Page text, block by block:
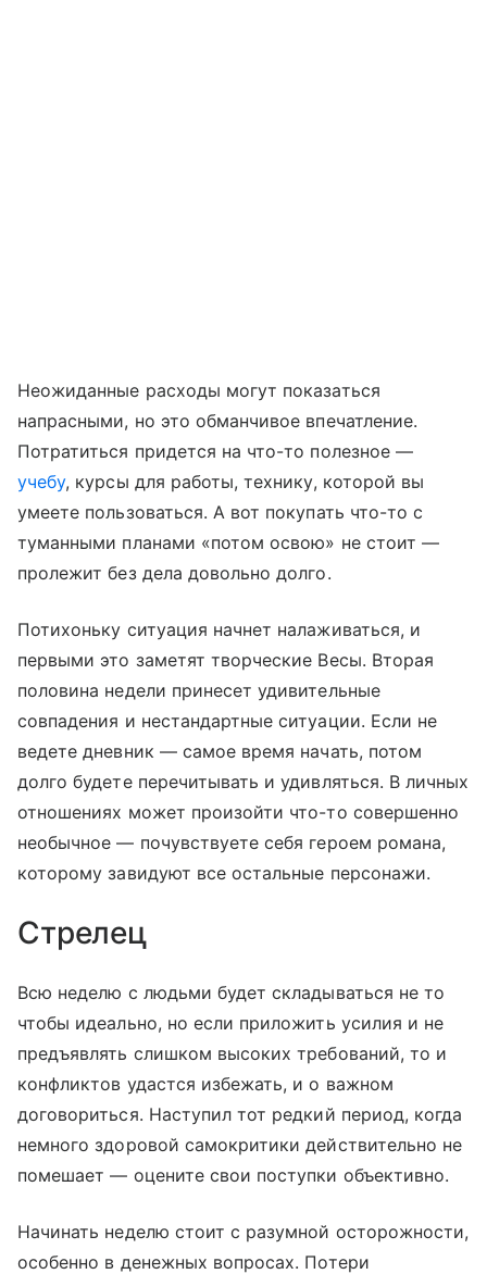
Неожиданные расходы могут показаться
напрасными, но это обманчивое впечатление.
Потратиться придется на что-то полезное —
учебу, курсы для работы, технику, которой вы
умеете пользоваться. А вот покупать что-то с
туманными планами «потом освою» не стоит —
пролежит без дела довольно долго.
Потихоньку ситуация начнет налаживаться, и
первыми это заметят творческие Весы. Вторая
половина недели принесет удивительные
совпадения и нестандартные ситуации. Если не
ведете дневник — самое время начать, потом
долго будете перечитывать и удивляться. В личных
отношениях может произойти что-то совершенно
необычное — почувствуете себя героем романа,
которому завидуют все остальные персонажи.
Стрелец
Всю неделю с людьми будет складываться не то
чтобы идеально, но если приложить усилия и не
предъявлять слишком высоких требований, то и
конфликтов удастся избежать, и о важном
договориться. Наступил тот редкий период, когда
немного здоровой самокритики действительно не
помешает — оцените свои поступки объективно.
Начинать неделю стоит с разумной осторожности,
особенно в денежных вопросах. Потери